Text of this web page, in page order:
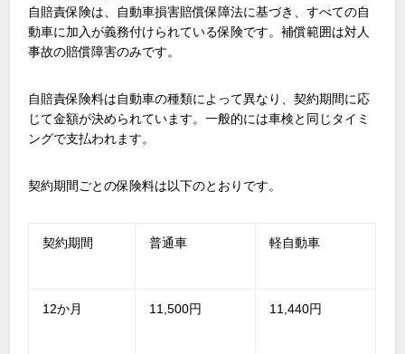
自賠責保険は、自動車損害賠償保障法に基づき、すべての自
動車に加入が義務付けられている保険です。補償範囲は対人
事故の賠償障害のみです。
自賠責保険料は自動車の種類によって異なり、契約期間に応
じて金額が決められています。一般的には車検と同じタイミ
ングで支払われます。
契約期間ごとの保険料は以下のとおりです。
契約期間 普通車 軽自動車
12か月 11,500円 11,440円